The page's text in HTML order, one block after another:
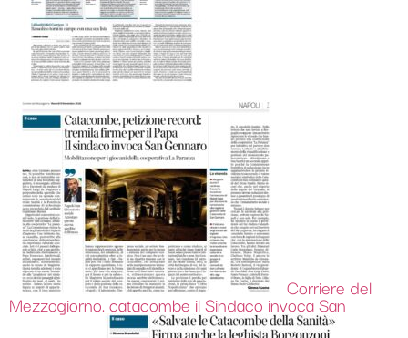
Corriere del
Mezzogiorno. catacombe il Sindaco invoca San